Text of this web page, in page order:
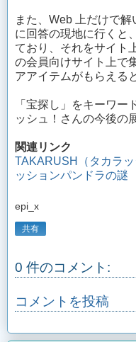
また、Web 上だけで
に回答の現地に行くと
ており、それをサイト
の会員向けサイト上で
アアイテムがもらえる
「宝探し」をキーワー
ッシュ！さんの今後の
関連リンク
TAKARUSH（タカラ
ッションパンドラの謎
epi_x
共有
0 件のコメント:
コメントを投稿